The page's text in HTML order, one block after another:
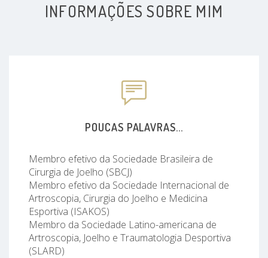
INFORMAÇÕES SOBRE MIM
POUCAS PALAVRAS...
Membro efetivo da Sociedade Brasileira de
Cirurgia de Joelho (SBCJ)
Membro efetivo da Sociedade Internacional de
Artroscopia, Cirurgia do Joelho e Medicina
Esportiva (ISAKOS)
Membro da Sociedade Latino-americana de
Artroscopia, Joelho e Traumatologia Desportiva
(SLARD)